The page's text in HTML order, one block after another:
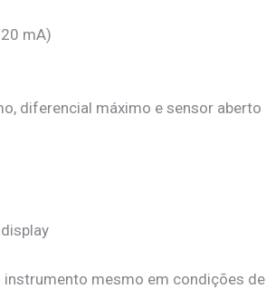
mA)
diferencial máximo e sensor aberto
instrumento mesmo em condições de